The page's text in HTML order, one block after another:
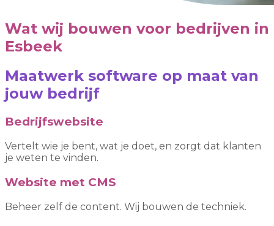
Wat wij bouwen voor bedrijven in
Esbeek
Maatwerk software op maat van
jouw bedrijf
Bedrijfswebsite
Vertelt wie je bent, wat je doet, en zorgt dat klanten
je weten te vinden.
Website met CMS
Beheer zelf de content. Wij bouwen de techniek.